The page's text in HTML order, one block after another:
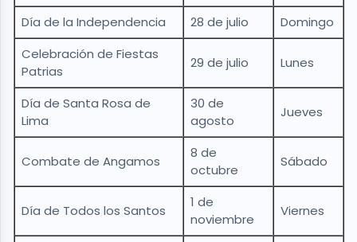
Día de la Independencia 28 de julio
Domingo
Celebración de Fiestas
Patrias
29 de julio Lunes
Día de Santa Rosa de
Lima
30 de
agosto
Jueves
Combate de Angamos
8 de
octubre
Sábado
Día de Todos los Santos
1 de
noviembre
Viernes